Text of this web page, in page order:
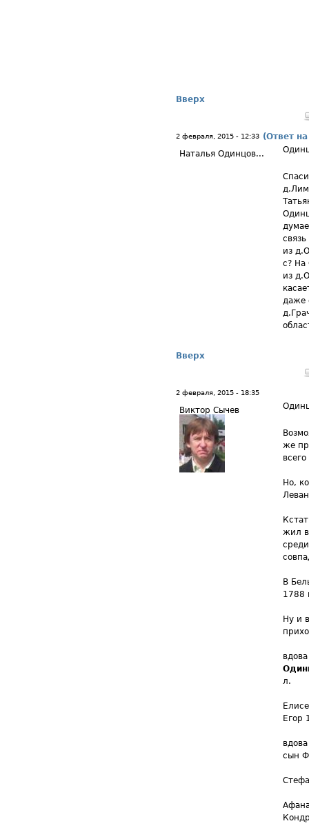
Вверх
2 февраля, 2015 - 12:33 (Ответ
Наталья Одинцов...
из
с? На
из
даже
Вверх
2 февраля, 2015 - 18:35
Виктор Сычев
же
Но,
жил в
В
1788
Ну и
л.
Егор
сын